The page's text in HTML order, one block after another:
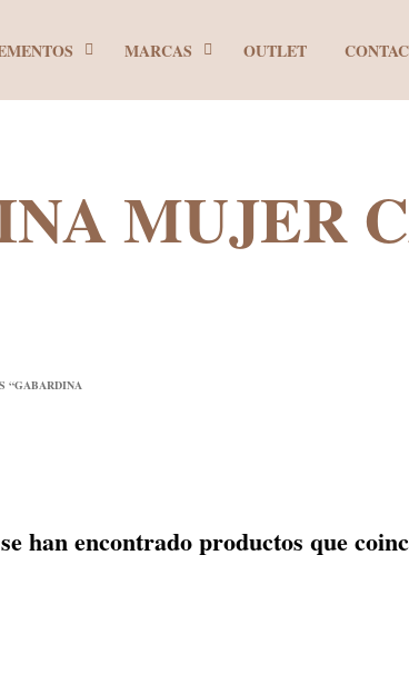
MARCAS OUTLET
MUJER
“GABARDINA
han encontrado productos que